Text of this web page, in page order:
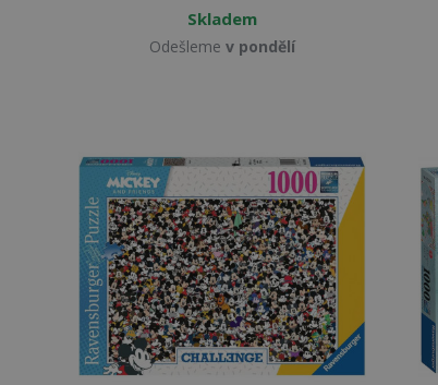
Skladem
Odešleme v pondělí